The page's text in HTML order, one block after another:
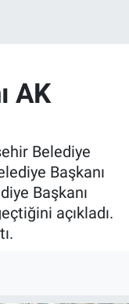
AK
Belediye
Başkanı
Başkanı
açıkladı.